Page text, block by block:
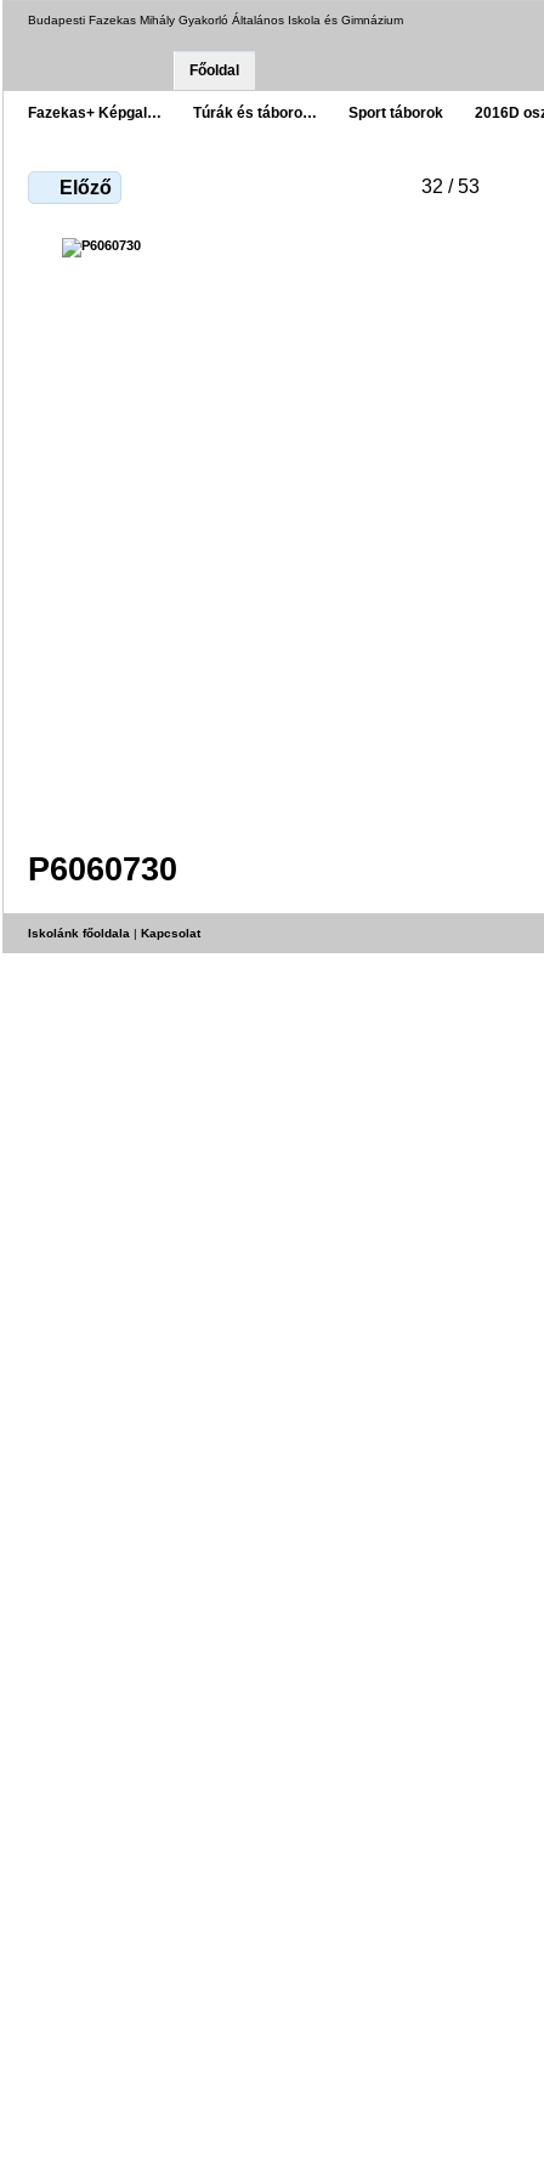
Budapesti Fazekas Mihály Gyakorló Általános Iskola és Gimnázium
Főoldal
Fazekas+ Képgal… Túrák és táboro… Sport táborok 2016D
Előző 32 / 53
P6060730
Iskolánk főoldala | Kapcsolat